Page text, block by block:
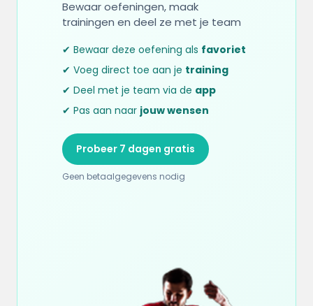
Bewaar oefeningen, maak
trainingen en deel ze met je team
✔ Bewaar deze oefening als favoriet
✔ Voeg direct toe aan je training
✔ Deel met je team via de app
✔ Pas aan naar jouw wensen
Probeer 7 dagen gratis
Geen betaalgegevens nodig